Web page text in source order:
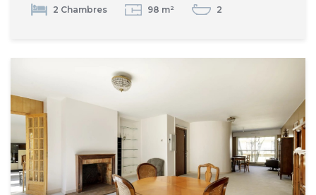
2 Chambres 98 m² 2